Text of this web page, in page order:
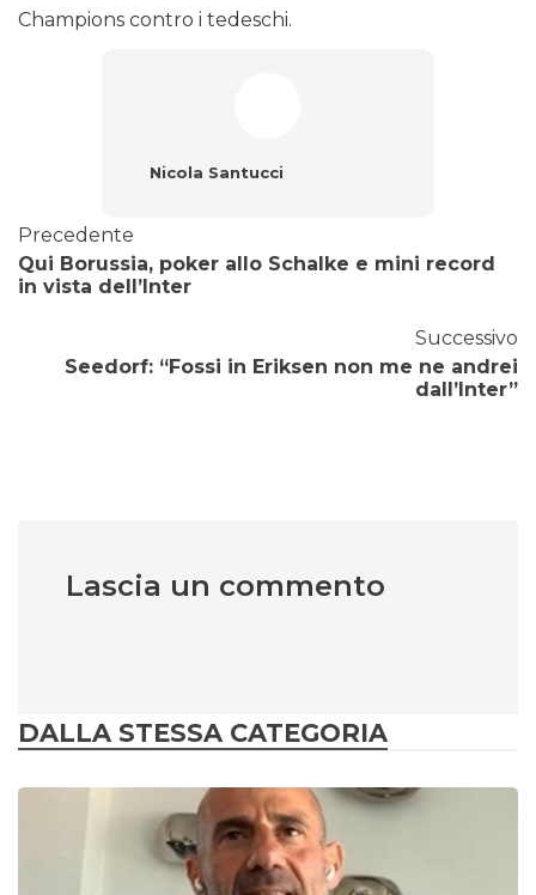
Champions contro i tedeschi.
Nicola Santucci
Precedente
Qui Borussia, poker allo Schalke e mini record
in vista dell’Inter
Successivo
Seedorf: “Fossi in Eriksen non me ne andrei
dall’Inter”
Lascia un commento
DALLA STESSA CATEGORIA